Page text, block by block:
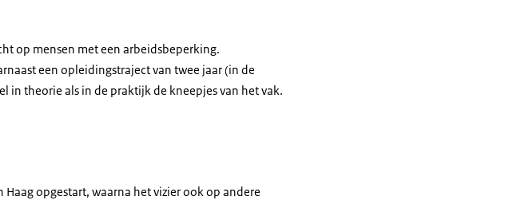
op mensen met een arbeidsbeperking.
een opleidingstraject van twee jaar (in de
in theorie als in de praktijk de kneepjes van het vak.
opgestart, waarna het vizier ook op andere